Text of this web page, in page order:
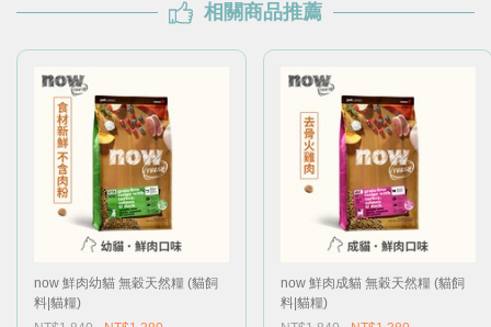
相關商品推薦
now 鮮肉幼貓 無穀天然糧 (貓飼
料|貓糧)
now 鮮肉成貓 無穀天然糧 (貓飼
料|貓糧)